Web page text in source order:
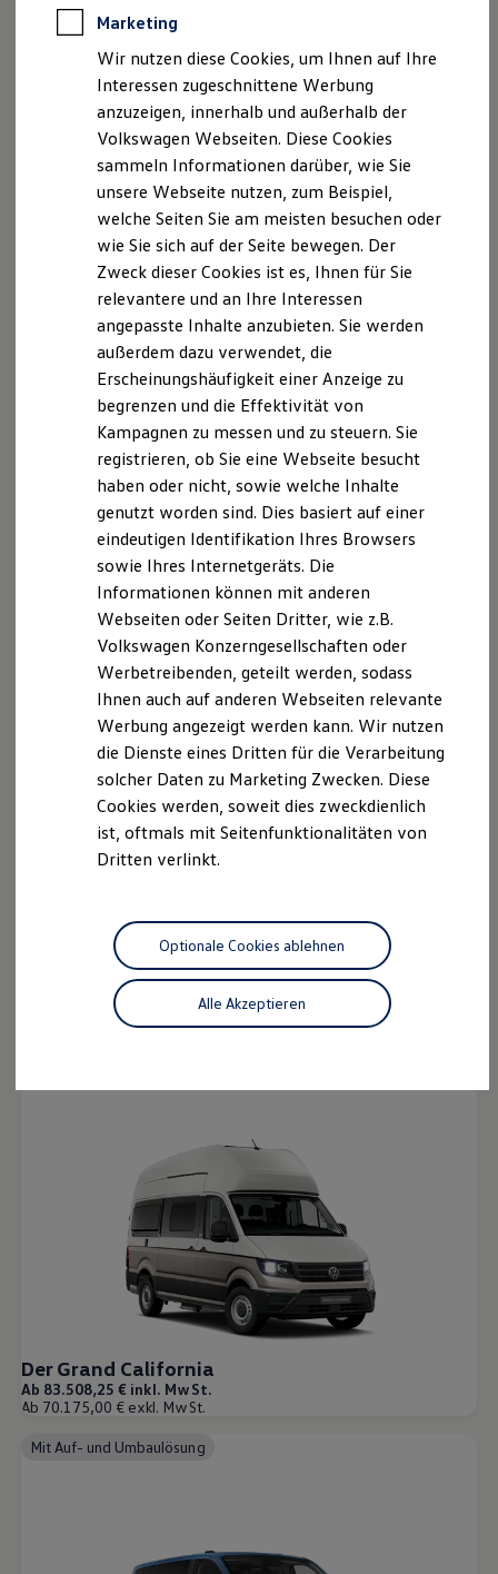
Notdienst und Pannenhilfe
Software, Konnektivität & Apps
California App
VW Connect für Ihren ID. Buzz
VW Connect für Ihren Transporter/Caravelle
VW Connect für Ihren Amarok
VW Connect für andere Modelle
Connect Pro
Fleet Interface Data
Multistop Pathfinder
Übersicht Software Updates
Digitales Bordbuch
Fahrerassistenz- und Sicherheitssysteme
Kontrollleuchten
Batterieverordnung
XTL-Dieselkraftstoff
Ersatzteile und Betriebsflüssigkeiten
Original Zubehör und Lifestyle Produkte
myVolkswagen
myVolkswagen Business
Elektrisch & Autonom
Elektro - & Hybridfahrzeuge
Unser Ansatz
Klimafreundlicher Strom
Reichweite & Ladelösungen
Reichweitensimulator
Ladezeitensimulator
Ladelösungen für Privatkunden
Ladelösungen für Gewerbekunden
Bidirektionales Laden
Förderung & Kosten der Elektrofahrzeuge
Fördermöglichkeiten für Privatkunden
Kostensimulator
Autonomes Fahren
Mehr zum ID. Buzz
California Welt
California Club
California Magazin & Ratgeber
California Reisen & Erlebnisse
California App
California Lifestyle & Zubehör
Übernachten im California
Unternehmen
Karriere im Autohaus
Gesellschaft
Natur
Events
Rückblick VW Bus Festival 2023
75 Jahre Bulli Jubiläum
Bulli Magazin
Fahrzeugabholung ab Werk
Vielseitig wie gewohnt, selbstbewusster denn je:
mit neuer Front, neuem Interieur und intelligenten
Assistenzsystemen
Neuen Multivan entdecken
Der neue Multivan
Ab 57.465,10 € inkl. MwSt.
Ab 48.290,00 € exkl. MwSt.
Der neue California
Ab 66.086,65 € inkl. MwSt.
Der Grand California
Ab 83.508,25 € inkl. MwSt.
Ab 70.175,00 € exkl. MwSt.
Mit Auf- und Umbaulösung
Marketing
Wir nutzen diese Cookies, um Ihnen auf Ihre
Interessen zugeschnittene Werbung
anzuzeigen, innerhalb und außerhalb der
Volkswagen Webseiten. Diese Cookies
sammeln Informationen darüber, wie Sie
unsere Webseite nutzen, zum Beispiel,
welche Seiten Sie am meisten besuchen oder
wie Sie sich auf der Seite bewegen. Der
Zweck dieser Cookies ist es, Ihnen für Sie
relevantere und an Ihre Interessen
angepasste Inhalte anzubieten. Sie werden
außerdem dazu verwendet, die
Erscheinungshäufigkeit einer Anzeige zu
begrenzen und die Effektivität von
Kampagnen zu messen und zu steuern. Sie
registrieren, ob Sie eine Webseite besucht
haben oder nicht, sowie welche Inhalte
genutzt worden sind. Dies basiert auf einer
eindeutigen Identifikation Ihres Browsers
sowie Ihres Internetgeräts. Die
Informationen können mit anderen
Webseiten oder Seiten Dritter, wie z.B.
Volkswagen Konzerngesellschaften oder
Werbetreibenden, geteilt werden, sodass
Ihnen auch auf anderen Webseiten relevante
Werbung angezeigt werden kann. Wir nutzen
die Dienste eines Dritten für die Verarbeitung
solcher Daten zu Marketing Zwecken. Diese
Cookies werden, soweit dies zweckdienlich
ist, oftmals mit Seitenfunktionalitäten von
Dritten verlinkt.
Alle Akzeptieren
Optionale Cookies ablehnen